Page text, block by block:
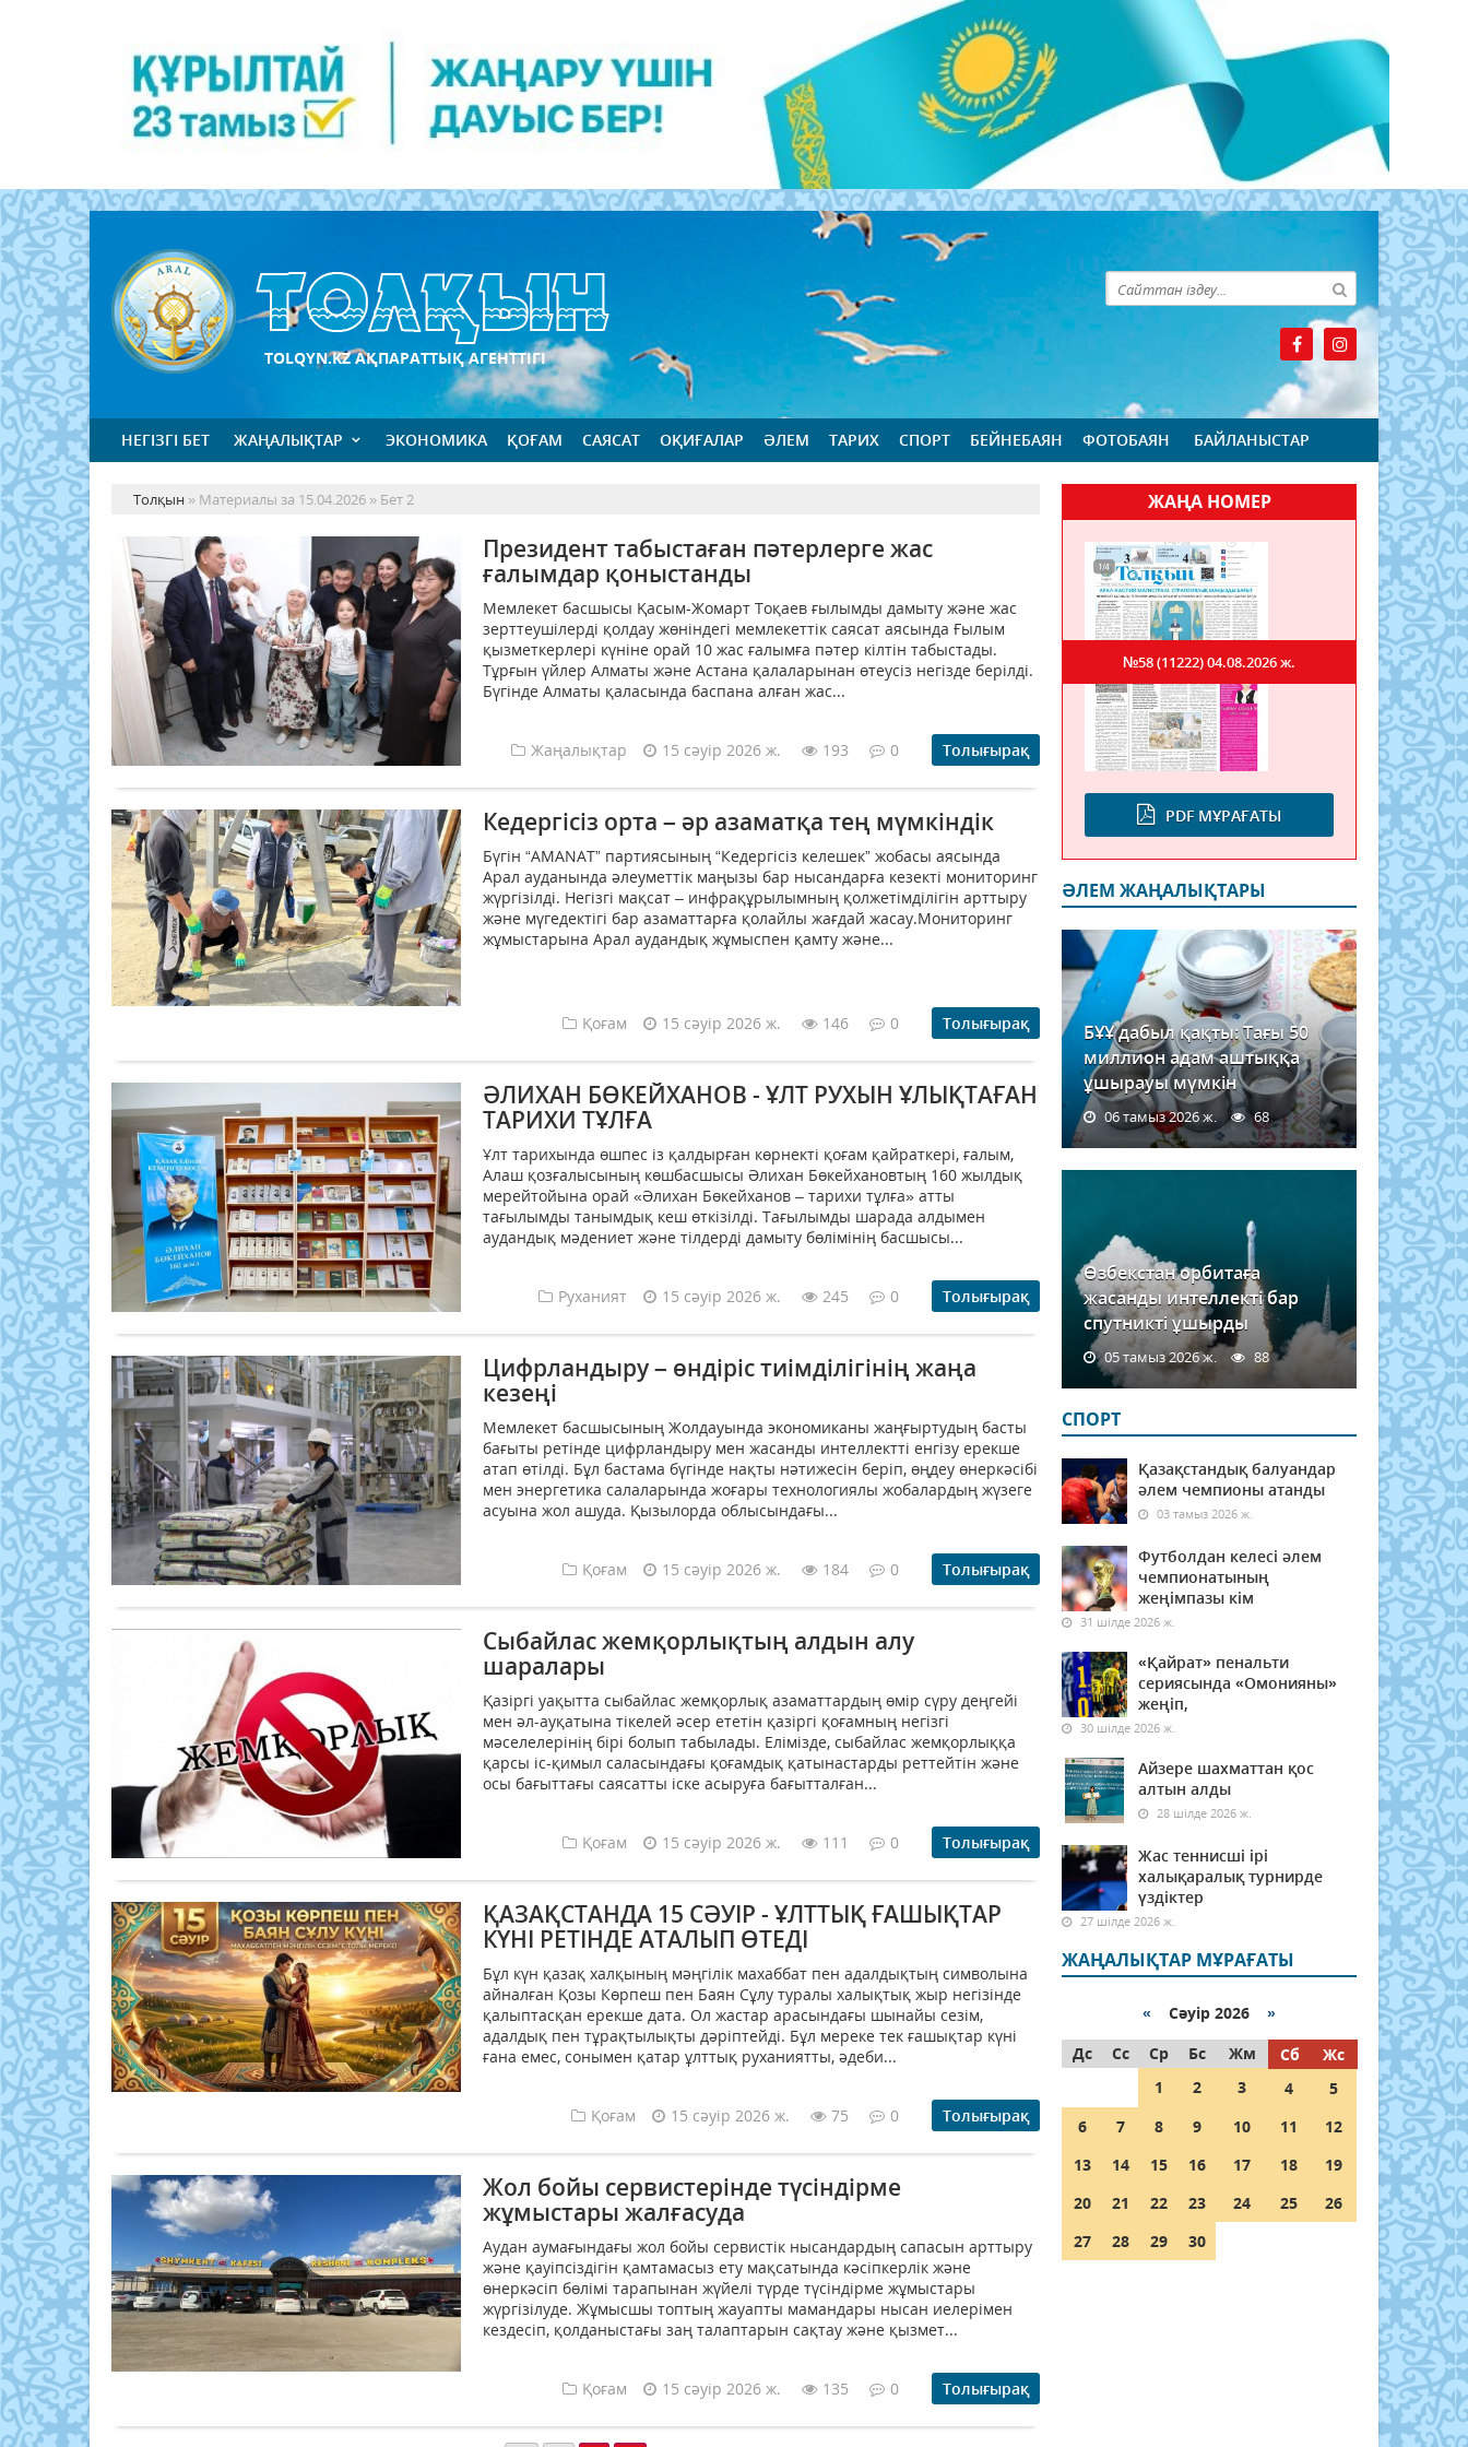
TOLQYN.KZ АҚПАРАТТЫҚ АГЕНТТІГІ
НЕГІЗГІ БЕТ ЖАҢАЛЫҚТАР ЭКОНОМИКА ҚОҒАМ САЯСАТ ОҚИҒАЛАР ӘЛЕМ ТАРИХ СПОРТ БЕЙНЕБАЯН ФОТОБАЯН БАЙЛАНЫСТАР
Толқын » Материалы за 15.04.2026 » Бет 2
Президент табыстаған пәтерлерге жас
ғалымдар қоныстанды
Мемлекет басшысы Қасым-Жомарт Тоқаев ғылымды дамыту және жас
зерттеушілерді қолдау жөніндегі мемлекеттік саясат аясында Ғылым
қызметкерлері күніне орай 10 жас ғалымға пәтер кілтін табыстады.
Тұрғын үйлер Алматы және Астана қалаларынан өтеусіз негізде берілді.
Бүгінде Алматы қаласында баспана алған жас...
Жаңалықтар 15 сәуір 2026 ж. 193 0 Толығырақ
Кедергісіз орта – әр азаматқа тең мүмкіндік
Бүгін “AMANAT” партиясының “Кедергісіз келешек” жобасы аясында
Арал ауданында әлеуметтік маңызы бар нысандарға кезекті мониторинг
жүргізілді. Негізгі мақсат – инфрақұрылымның қолжетімділігін арттыру
және мүгедектігі бар азаматтарға қолайлы жағдай жасау.Мониторинг
жұмыстарына Арал аудандық жұмыспен қамту және...
Қоғам 15 сәуір 2026 ж. 146 0 Толығырақ
ӘЛИХАН БӨКЕЙХАНОВ - ҰЛТ РУХЫН ҰЛЫҚТАҒАН
ТАРИХИ ТҰЛҒА
Ұлт тарихында өшпес із қалдырған көрнекті қоғам қайраткері, ғалым,
Алаш қозғалысының көшбасшысы Әлихан Бөкейхановтың 160 жылдық
мерейтойына орай «Әлихан Бөкейханов – тарихи тұлға» атты
тағылымды танымдық кеш өткізілді. Тағылымды шарада алдымен
аудандық мәдениет және тілдерді дамыту бөлімінің басшысы...
Руханият 15 сәуір 2026 ж. 245 0 Толығырақ
Цифрландыру – өндіріс тиімділігінің жаңа
кезеңі
Мемлекет басшысының Жолдауында экономиканы жаңғыртудың басты
бағыты ретінде цифрландыру мен жасанды интеллектті енгізу ерекше
атап өтілді. Бұл бастама бүгінде нақты нәтижесін беріп, өңдеу өнеркәсібі
мен энергетика салаларында жоғары технологиялы жобалардың жүзеге
асуына жол ашуда. Қызылорда облысындағы...
Қоғам 15 сәуір 2026 ж. 184 0 Толығырақ
Сыбайлас жемқорлықтың алдын алу
шаралары
Қазіргі уақытта сыбайлас жемқорлық азаматтардың өмір сүру деңгейі
мен әл-ауқатына тікелей әсер ететін қазіргі қоғамның негізгі
мәселелерінің бірі болып табылады. Елімізде, сыбайлас жемқорлыққа
қарсы іс-қимыл саласындағы қоғамдық қатынастарды реттейтін және
осы бағыттағы саясатты іске асыруға бағытталған...
Қоғам 15 сәуір 2026 ж. 111 0 Толығырақ
ҚАЗАҚСТАНДА 15 СӘУІР - ҰЛТТЫҚ ҒАШЫҚТАР
КҮНІ РЕТІНДЕ АТАЛЫП ӨТЕДІ
Бұл күн қазақ халқының мәңгілік махаббат пен адалдықтың символына
айналған Қозы Көрпеш пен Баян Сұлу туралы халықтық жыр негізінде
қалыптасқан ерекше дата. Ол жастар арасындағы шынайы сезім,
адалдық пен тұрақтылықты дәріптейді. Бұл мереке тек ғашықтар күні
ғана емес, сонымен қатар ұлттық руханиятты, әдеби...
Қоғам 15 сәуір 2026 ж. 75 0 Толығырақ
Жол бойы сервистерінде түсіндірме
жұмыстары жалғасуда
Аудан аумағындағы жол бойы сервистік нысандардың сапасын арттыру
және қауіпсіздігін қамтамасыз ету мақсатында кәсіпкерлік және
өнеркәсіп бөлімі тарапынан жүйелі түрде түсіндірме жұмыстары
жүргізілуде. Жұмысшы топтың жауапты мамандары нысан иелерімен
кездесіп, қолданыстағы заң талаптарын сақтау және қызмет...
Қоғам 15 сәуір 2026 ж. 135 0 Толығырақ
ЖАҢА НОМЕР
PDF МҰРАҒАТЫ
№58 (11222)04.08.2026 ж.
ӘЛЕМ ЖАҢАЛЫҚТАРЫ
БҰҰ дабыл қақты: Тағы 50
миллион адам аштыққа
ұшырауы мүмкін
06 тамыз 2026 ж. 68
Өзбекстан орбитаға
жасанды интеллекті бар
спутникті ұшырды
05 тамыз 2026 ж. 88
СПОРТ
Қазақстандық балуандар
әлем чемпионы атанды
03 тамыз 2026 ж.
Футболдан келесі әлем
чемпионатының
жеңімпазы кім
31 шілде 2026 ж.
«Қайрат» пенальти
сериясында «Омонияны»
жеңіп,
30 шілде 2026 ж.
Айзере шахматтан қос
алтын алды
28 шілде 2026 ж.
Жас теннисші ірі
халықаралық турнирде
үздіктер
27 шілде 2026 ж.
ЖАҢАЛЫҚТАР МҰРАҒАТЫ
« Сәуір 2026 »
Дс
Сс Ср Бс Жм Сб
Жс
1
2 3 4
5
6
7 8 9 10 11
12
13
14 15 16 17 18
19
20
21 22 23 24 25
26
27
28 29 30